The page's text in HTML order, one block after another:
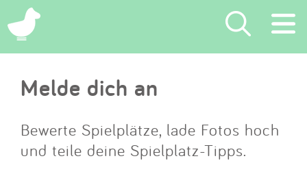
×
Suchen
Eintragen
App
Melde dich an
Bewerte Spielplätze, lade Fotos hoch
und teile deine Spielplatz-Tipps.